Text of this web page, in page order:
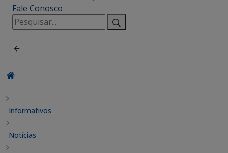
Fale Conosco
Pesquisar
por:
Informativos
Notícias